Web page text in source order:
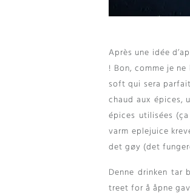
Après une idée
! Bon, comme je
soft qui sera
chaud aux épices,
épices utilisées (
varm eplejuice
det gøy (det
Denne drinken
treet for å åpne